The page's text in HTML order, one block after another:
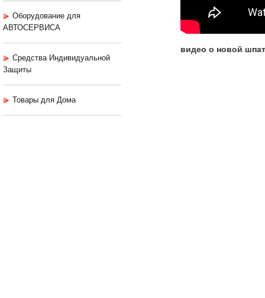
Оборудование для
АВТОСЕРВИСА
Средства Индивидуальной
Защиты
Товары для Дома
видео о новой